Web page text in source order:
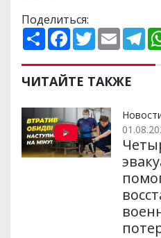
Поделиться:
П
о
ш
и
р
и
и
F
a
c
e
b
o
k
T
w
t
t
e
E
m
a
i
l
T
e
e
m
ЧИТАЙТЕ ТАКЖЕ